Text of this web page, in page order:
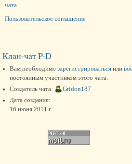
чата
Пользовательское соглашение
Клан-чат P-D
Вам необходимо зарегистрироваться или
постоянным участником этого чата.
Создатель чата:
Gridon187
Дата создания:
16 июня 2011 г.